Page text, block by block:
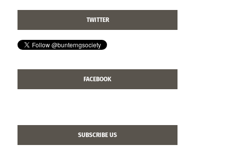
TWITTER
FACEBOOK
SUBSCRIBE US